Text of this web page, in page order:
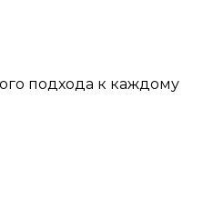
подхода к каждому